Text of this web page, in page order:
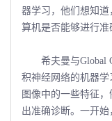
器学习，他们想知
算机是否能够进行准
希夫曼与Global
积神经网络的机器学
图像中的一些特征
出准确诊断。一开